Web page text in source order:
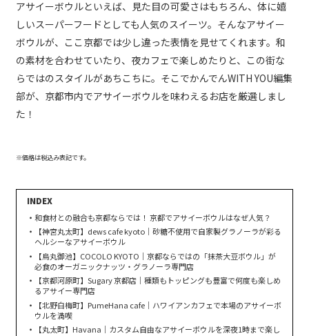
アサイーボウルといえば、見た目の可愛さはもちろん、体に嬉
しいスーパーフードとしても人気のスイーツ。そんなアサイー
ボウルが、ここ京都では少し違った表情を見せてくれます。和
の素材を合わせていたり、夜カフェで楽しめたりと、この街な
らではのスタイルがあちこちに。そこでかんでんWITH YOU編集
部が、京都市内でアサイーボウルを味わえるお店を厳選しまし
た！
※価格は税込み表記です。
和食材との融合も京都ならでは！ 京都でアサイーボウルはなぜ人気？
【神宮丸太町】dews cafe kyoto｜砂糖不使用で自家製グラノーラが彩る
ヘルシーなアサイーボウル
【烏丸御池】COCOLO KYOTO｜京都ならではの「抹茶大豆ボウル」が
必食のオーガニックナッツ・グラノーラ専門店
【京都河原町】Sugary 京都店｜種類もトッピングも豊富で何度も楽しめ
るアサイー専門店
【北野白梅町】PumeHana cafe｜ハワイアンカフェで本場のアサイーボ
ウルを満喫
【丸太町】Havana｜カスタム自由なアサイーボウルを深夜1時まで楽し